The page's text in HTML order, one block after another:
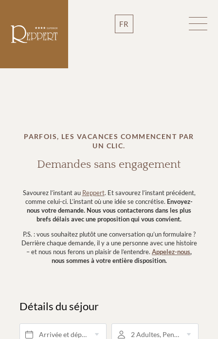
FR
Demandes sans engagement
PARFOIS, LES VACANCES COMMENCENT PAR
UN CLIC.
Savourez l’instant au Reppert. Et savourez l’instant précédent,
comme celui-ci. L’instant où une idée se concrétise. Envoyez-
nous votre demande. Nous vous contacterons dans les plus
brefs délais avec une proposition qui vous convient.
P.S. : vous souhaitez plutôt une conversation qu’un formulaire ?
Derrière chaque demande, il y a une personne avec une histoire
– et nous nous ferons un plaisir de l’entendre. Appelez-nous,
nous sommes à votre entière disposition.
Détails du séjour
Arrivée et départ* 2 Adultes, Pension 3/4